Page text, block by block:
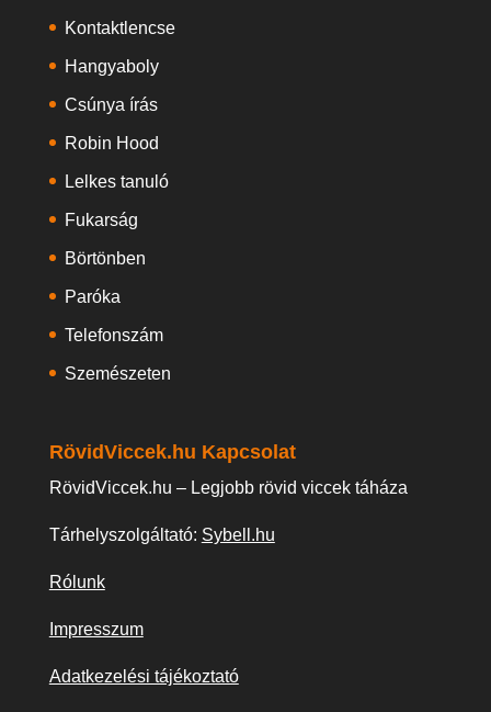
Kontaktlencse
Hangyaboly
Csúnya írás
Robin Hood
Lelkes tanuló
Fukarság
Börtönben
Paróka
Telefonszám
Szemészeten
RövidViccek.hu Kapcsolat
RövidViccek.hu – Legjobb rövid viccek táháza
Tárhelyszolgáltató: Sybell.hu
Rólunk
Impresszum
Adatkezelési tájékoztató